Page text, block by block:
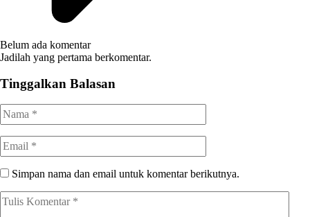
Belum ada komentar
Jadilah yang pertama berkomentar.
Tinggalkan Balasan
Simpan nama dan email untuk komentar berikutnya.